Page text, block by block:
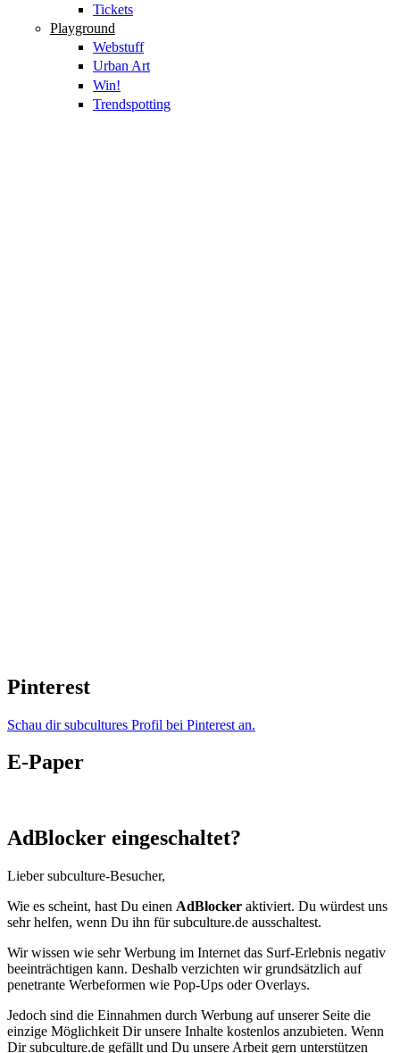
Tickets
Playground
Webstuff
Urban Art
Win!
Trendspotting
Pinterest
Schau dir subcultures Profil bei Pinterest an.
E-Paper
AdBlocker eingeschaltet?
Lieber subculture-Besucher,
Wie es scheint, hast Du einen AdBlocker aktiviert. Du würdest uns
sehr helfen, wenn Du ihn für subculture.de ausschaltest.
Wir wissen wie sehr Werbung im Internet das Surf-Erlebnis negativ
beeinträchtigen kann. Deshalb verzichten wir grundsätzlich auf
penetrante Werbeformen wie Pop-Ups oder Overlays.
Jedoch sind die Einnahmen durch Werbung auf unserer Seite die
einzige Möglichkeit Dir unsere Inhalte kostenlos anzubieten. Wenn
Dir subculture.de gefällt und Du unsere Arbeit gern unterstützen